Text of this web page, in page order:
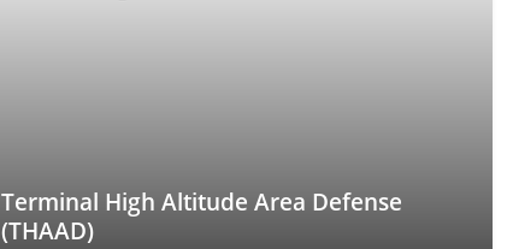
Terminal High Altitude Area Defense
(THAAD)